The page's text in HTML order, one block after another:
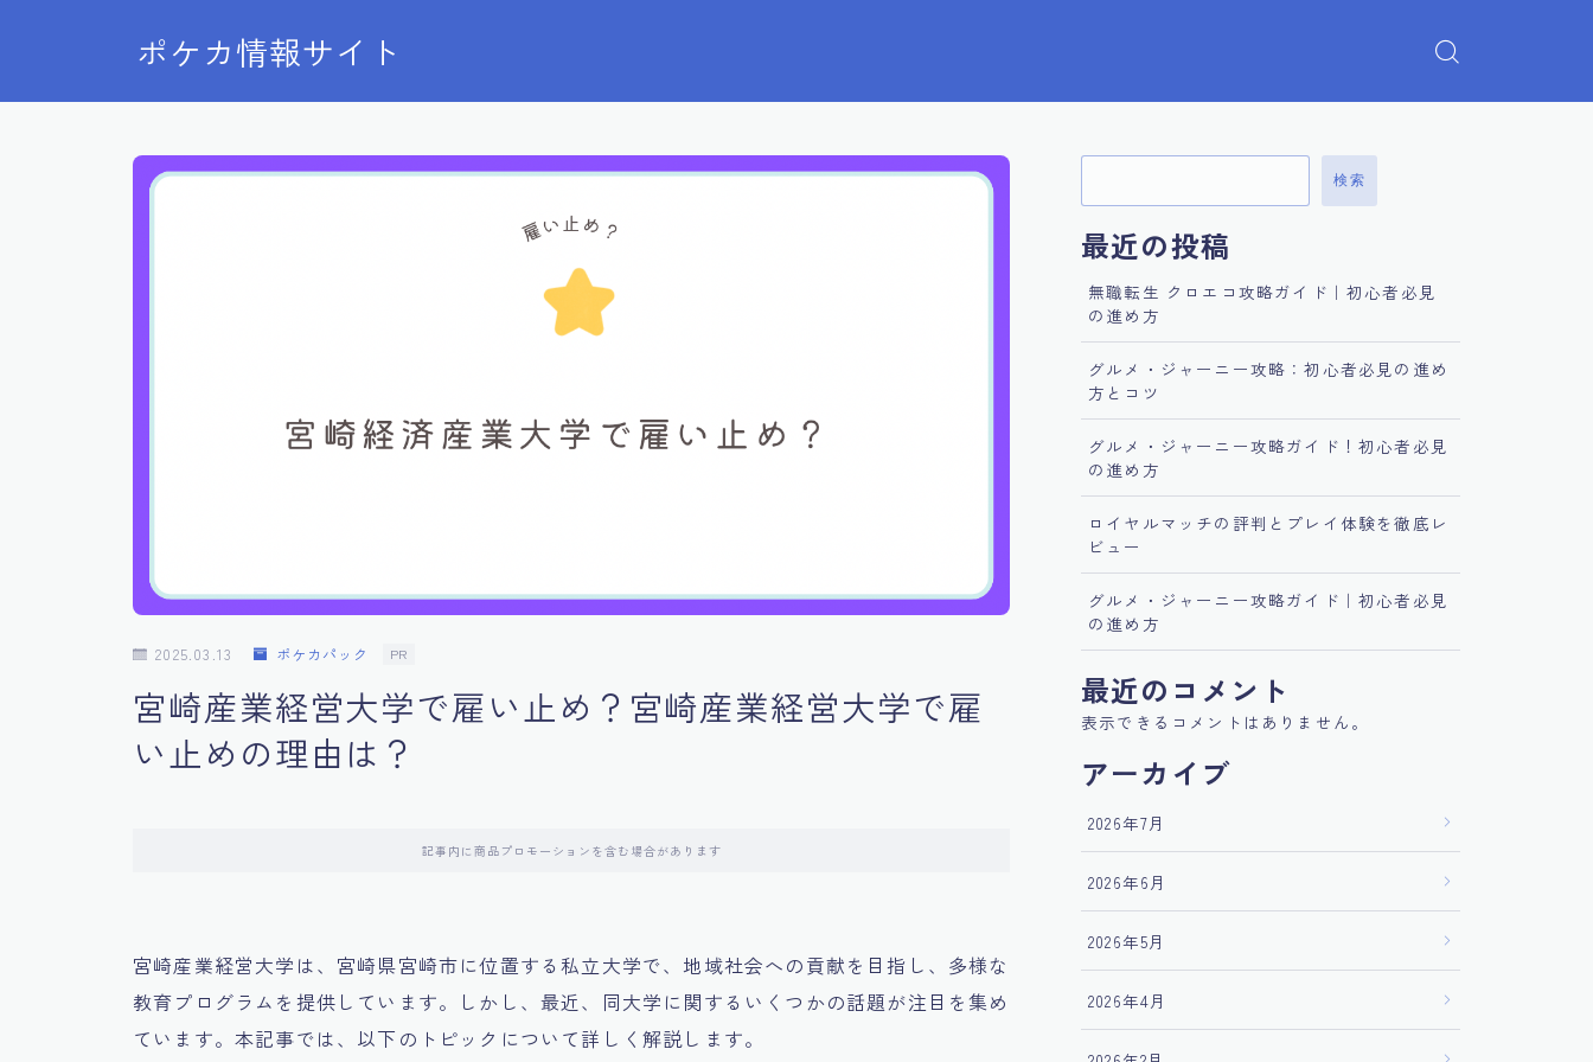
ポケカ情報サイト
2025.03.13 ポケカパック PR
宮崎産業経営大学で雇い止め？宮崎産業経営大学で雇
い止めの理由は？
記事内に商品プロモーションを含む場合があります
宮崎産業経営大学は、宮崎県宮崎市に位置する私立大学で、地域社会への貢献を目指し、多様な
教育プログラムを提供しています。しかし、最近、同大学に関するいくつかの話題が注目を集め
ています。本記事では、以下のトピックについて詳しく解説します。
検索
最近の投稿
無職転生 クロエコ攻略ガイド｜初心者必見
の進め方
グルメ・ジャーニー攻略：初心者必見の進め
方とコツ
グルメ・ジャーニー攻略ガイド！初心者必見
の進め方
ロイヤルマッチの評判とプレイ体験を徹底レ
ビュー
グルメ・ジャーニー攻略ガイド｜初心者必見
の進め方
最近のコメント
表示できるコメントはありません。
アーカイブ
2026年7月
2026年6月
2026年5月
2026年4月